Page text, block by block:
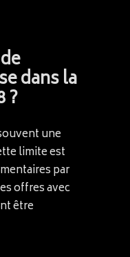
dans la
?
une
limite est
par
offres avec
être